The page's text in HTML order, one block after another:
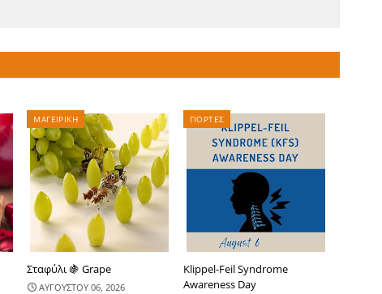
ΜΑΓΕΙΡΙΚΗ
Σταφύλι 🍇 Grape
ΑΥΓΟΥΣΤΟΥ 06, 2026
ΓΙΟΡΤΕΣ
Klippel-Feil Syndrome
Awareness Day